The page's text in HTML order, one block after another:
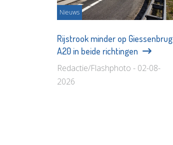
Nieuws
Rijstrook minder op Giessenbrug
A20 in beide richtingen
Redactie/Flashphoto - 02-08-
2026